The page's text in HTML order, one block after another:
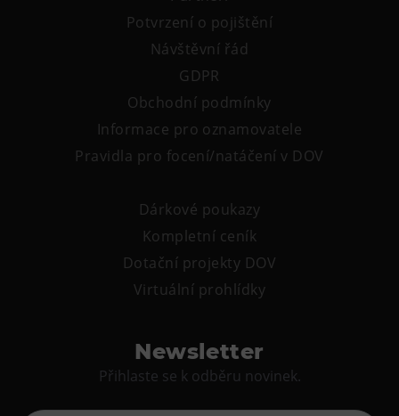
Potvrzení o pojištění
Návštěvní řád
GDPR
Obchodní podmínky
Informace pro oznamovatele
Pravidla pro focení/natáčení v DOV
Dárkové poukazy
Kompletní ceník
Dotační projekty DOV
Virtuální prohlídky
Newsletter
Přihlaste se k odběru novinek.